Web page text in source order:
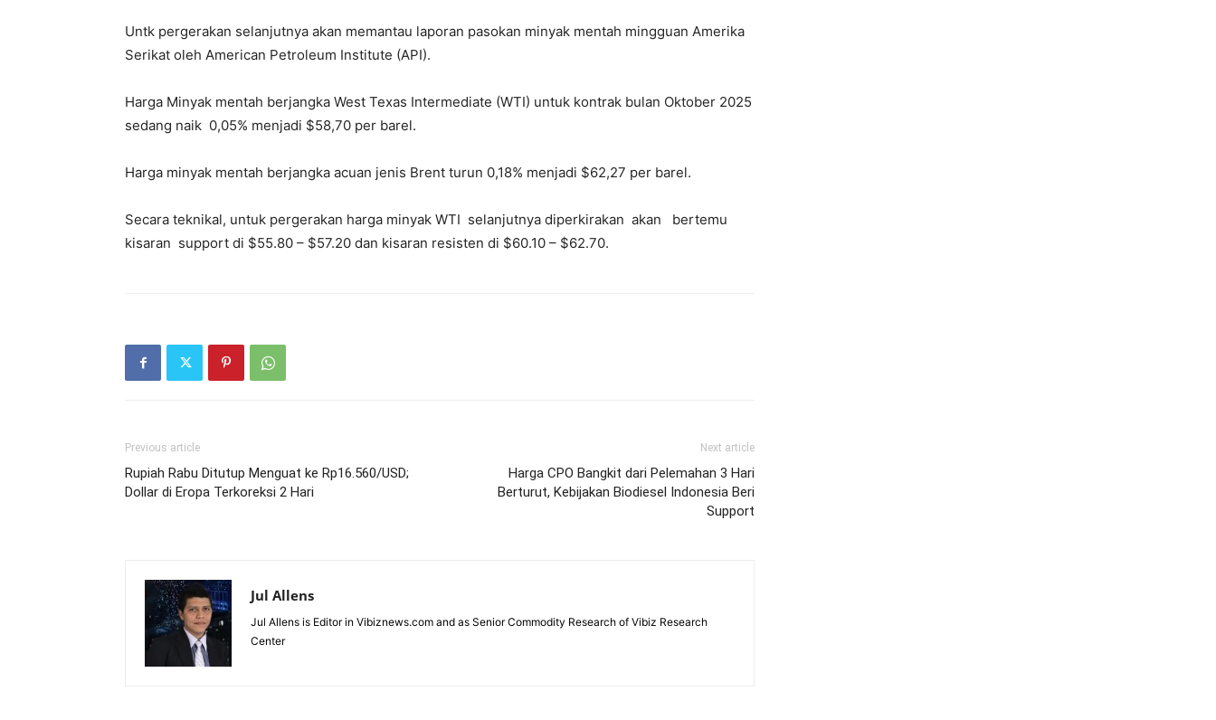
Untk pergerakan selanjutnya akan memantau laporan pasokan minyak mentah mingguan Amerika
Serikat oleh American Petroleum Institute (API).
Harga Minyak mentah berjangka West Texas Intermediate (WTI) untuk kontrak bulan Oktober 2025
sedang naik 0,05% menjadi $58,70 per barel.
Harga minyak mentah berjangka acuan jenis Brent turun 0,18% menjadi $62,27 per barel.
Secara teknikal, untuk pergerakan harga minyak WTI selanjutnya diperkirakan akan bertemu
kisaran support di $55.80 – $57.20 dan kisaran resisten di $60.10 – $62.70.
Previous article
Rupiah Rabu Ditutup Menguat ke Rp16.560/USD;
Dollar di Eropa Terkoreksi 2 Hari
Next article
Harga CPO Bangkit dari Pelemahan 3 Hari
Berturut, Kebijakan Biodiesel Indonesia Beri
Support
Jul Allens
Jul Allens is Editor in Vibiznews.com and as Senior Commodity Research of Vibiz Research
Center